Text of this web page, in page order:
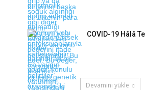
COVID-19 Hâlâ
Devamını yükle